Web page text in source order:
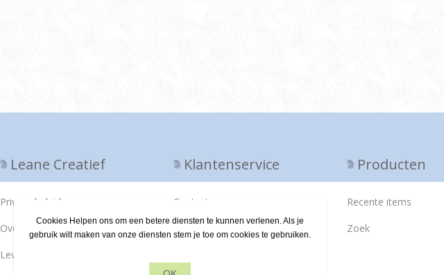
Leane Creatief
Privacy beleid
Over ons
Leveringsvoorwaarden
Klantenservice
Contact
Producten
Recente items
Zoek
Cookies Helpen ons om een betere diensten te kunnen verlenen. Als je
gebruik wilt maken van onze diensten stem je toe om cookies te gebruiken.